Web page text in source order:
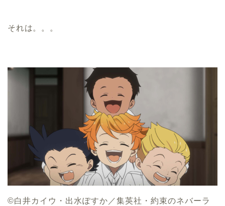
それは。。。
©白井カイウ・出水ぽすか／集英社・約束のネバーラ